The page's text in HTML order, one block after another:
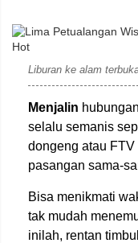
Liburan ke alam
Menjalin
selalu semanis
dongeng atau FTV
pasangan sama-
Bisa menikmati
tak mudah
inilah, rentan